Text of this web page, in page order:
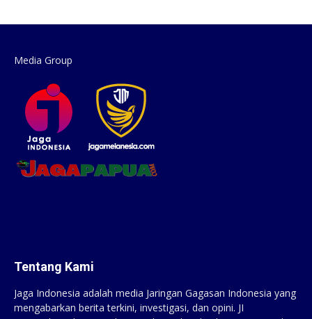
Media Group
Tentang Kami
Jaga Indonesia adalah media Jaringan Gagasan Indonesia yang
mengabarkan berita terkini, investigasi, dan opini. JI